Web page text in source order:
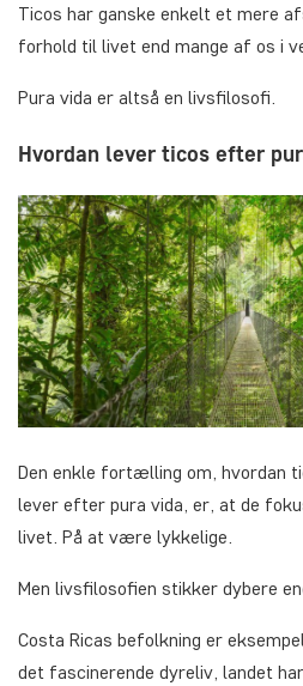
Ticos har ganske enkelt et mere
forhold til livet end mange af os i
Pura vida er altså en livsfilosofi.
Hvordan lever ticos efter
Den enkle fortælling om, hvordan
lever efter pura vida, er, at de
livet. På at være lykkelige.
Men livsfilosofien stikker dybere
Costa Ricas befolkning er
det fascinerende dyreliv, landet